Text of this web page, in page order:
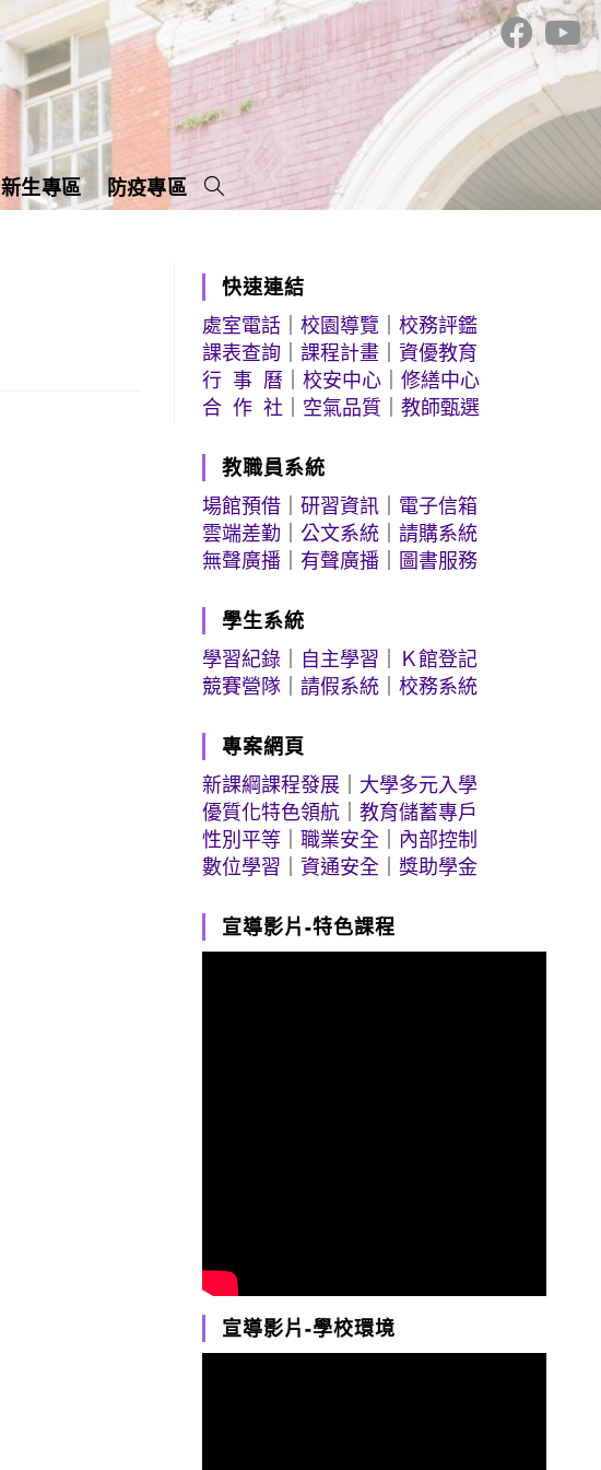
新生專區 防疫專區
快速連結
處室電話 ｜校園導覽 ｜校務評鑑
課表查詢 ｜課程計畫 ｜資優教育
行 事 曆 ｜校安中心 ｜修繕中心
合 作 社
空氣品質 ｜教師甄選
教職員系統
場館預借 ｜研習資訊
電子信箱
雲端差勤 ｜公文系統 ｜請購系統
無聲廣播
有聲廣播 圖書服務
學生系統
學習紀錄
自主學習
Ｋ館登記
競賽營隊 ｜請假系統 ｜校務系統
專案網頁
新課綱課程發展
大學多元入學
優質化特色領航 ｜教育儲蓄專戶
性別平等 ｜職業安全
內部控制
數位學習 ｜資通安全 ｜獎助學金
宣導影片-特色課程
宣導影片-學校環境